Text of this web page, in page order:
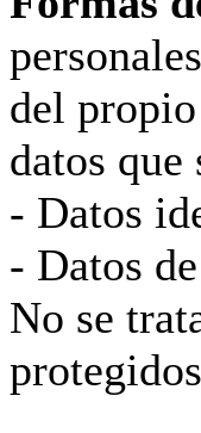
del
datos que
- Datos
- Datos
No se
protegidos